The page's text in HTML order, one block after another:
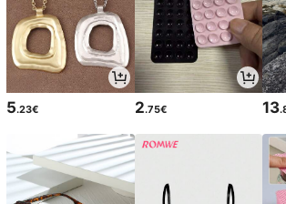
5.23€ 2.75€ 13